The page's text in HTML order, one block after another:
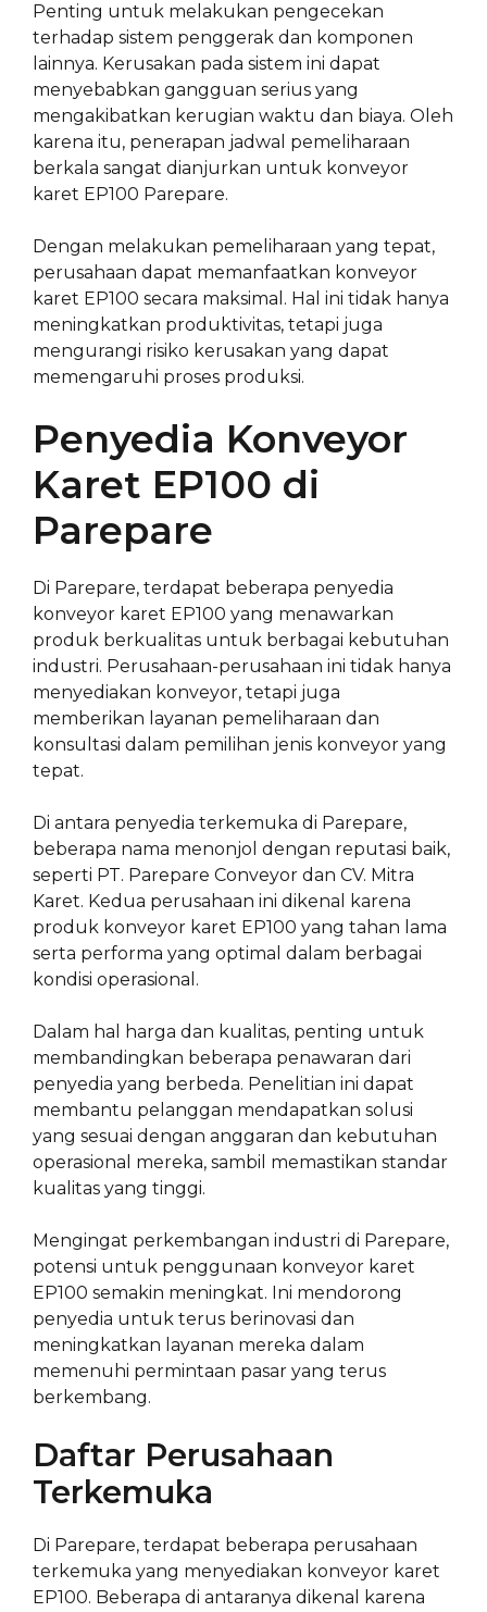
Penting untuk melakukan pengecekan
terhadap sistem penggerak dan komponen
lainnya. Kerusakan pada sistem ini dapat
menyebabkan gangguan serius yang
mengakibatkan kerugian waktu dan biaya. Oleh
karena itu, penerapan jadwal pemeliharaan
berkala sangat dianjurkan untuk konveyor
karet EP100 Parepare.
Dengan melakukan pemeliharaan yang tepat,
perusahaan dapat memanfaatkan konveyor
karet EP100 secara maksimal. Hal ini tidak hanya
meningkatkan produktivitas, tetapi juga
mengurangi risiko kerusakan yang dapat
memengaruhi proses produksi.
Penyedia Konveyor
Karet EP100 di
Parepare
Di Parepare, terdapat beberapa penyedia
konveyor karet EP100 yang menawarkan
produk berkualitas untuk berbagai kebutuhan
industri. Perusahaan-perusahaan ini tidak hanya
menyediakan konveyor, tetapi juga
memberikan layanan pemeliharaan dan
konsultasi dalam pemilihan jenis konveyor yang
tepat.
Di antara penyedia terkemuka di Parepare,
beberapa nama menonjol dengan reputasi baik,
seperti PT. Parepare Conveyor dan CV. Mitra
Karet. Kedua perusahaan ini dikenal karena
produk konveyor karet EP100 yang tahan lama
serta performa yang optimal dalam berbagai
kondisi operasional.
Dalam hal harga dan kualitas, penting untuk
membandingkan beberapa penawaran dari
penyedia yang berbeda. Penelitian ini dapat
membantu pelanggan mendapatkan solusi
yang sesuai dengan anggaran dan kebutuhan
operasional mereka, sambil memastikan standar
kualitas yang tinggi.
Mengingat perkembangan industri di Parepare,
potensi untuk penggunaan konveyor karet
EP100 semakin meningkat. Ini mendorong
penyedia untuk terus berinovasi dan
meningkatkan layanan mereka dalam
memenuhi permintaan pasar yang terus
berkembang.
Daftar Perusahaan
Terkemuka
Di Parepare, terdapat beberapa perusahaan
terkemuka yang menyediakan konveyor karet
EP100. Beberapa di antaranya dikenal karena